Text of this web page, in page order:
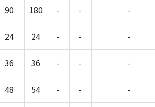
90 180 - - -
24 24 - - -
36 36 - - -
48 54 - - -